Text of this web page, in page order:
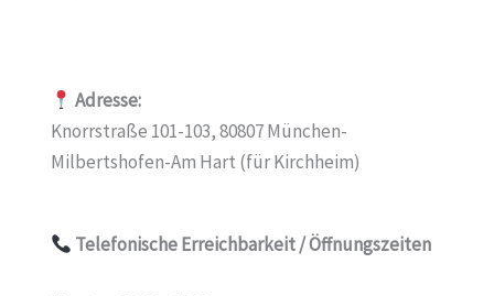
Adresse:
Knorrstraße 101-103, 80807 München-
Milbertshofen-Am Hart (für Kirchheim)
Telefonische Erreichbarkeit/ Öffnungszeiten